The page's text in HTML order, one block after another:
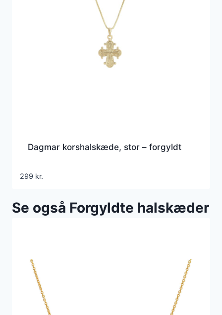
Dagmar korshalskæde, stor – forgyldt
299 kr.
Se også Forgyldte halskæder